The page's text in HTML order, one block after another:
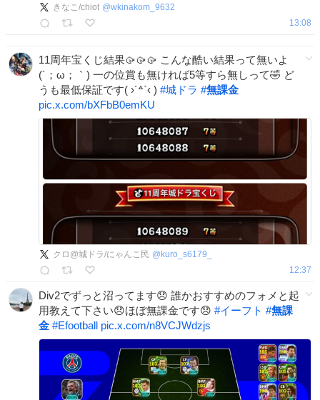
きなこ/chiot @wkinakom_9632
13:08
11周年宝くじ結果🥠🥠🥠 こんな酷い結果って無いよ
(´；ω；｀) 一の位賞も無ければ5等すら無しって🤣 ど
うも最低保証です( ›´꒫`‹ ) #城ドラ #無課金
pic.x.com/bXFbB0emKU
クロ@城ドラ/にゃんこ民 @ kuro_s6179_
12:37
Div2でずっと沼ってます😞 誰かおすすめのフォメと起
用教えて下さい😞ほぼ無課金です😞 #イーフト #無課
金 #Efootball pic.x.com/n8VCJWdzjs